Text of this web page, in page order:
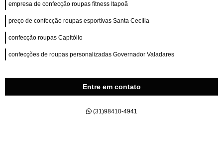
empresa de confecção roupas fitness Itapoã
preço de confecção roupas esportivas Santa Cecília
confecção roupas Capitólio
confecções de roupas personalizadas Governador Valadares
Entre em contato
(31)98410-4941